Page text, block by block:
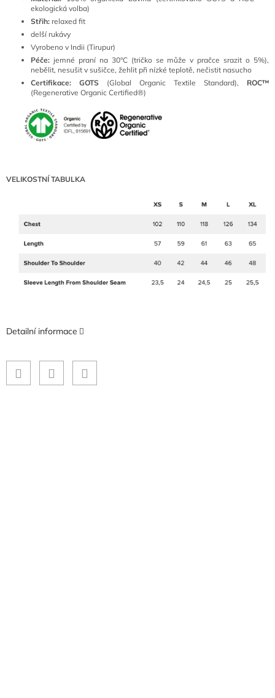
ekologická volba)
Střih: relaxed fit
delší rukávy
Vyrobeno v Indii (Tirupur)
Péče: jemné praní na 30°C (tričko se může v pračce srazit o 5%),
nebělit, nesušit v sušičce, žehlit při nízké teplotě, nečistit nasucho
Certifikace: GOTS (Global Organic Textile Standard), ROC™
(Regenerative Organic Certified®)
VELIKOSTNÍ TABULKA
Detailní informace